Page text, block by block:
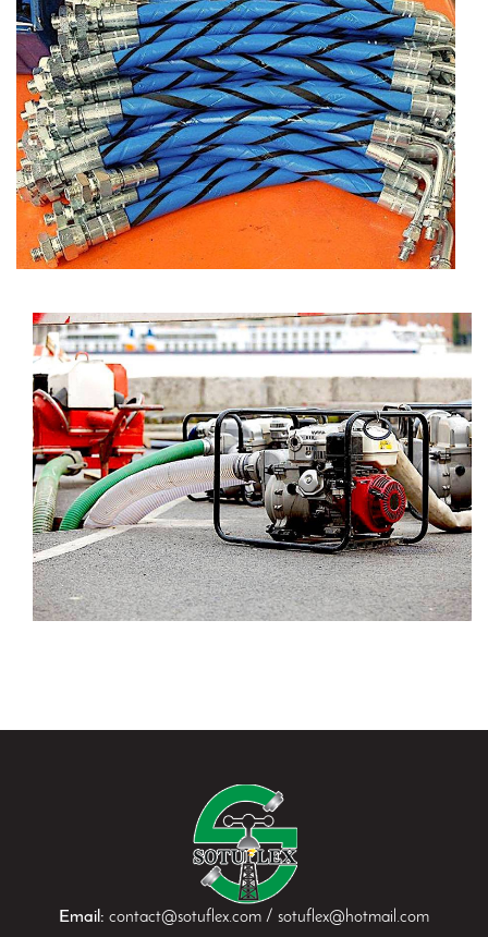
Email: contact@sotuflex.com / sotuflex@hotmail.com